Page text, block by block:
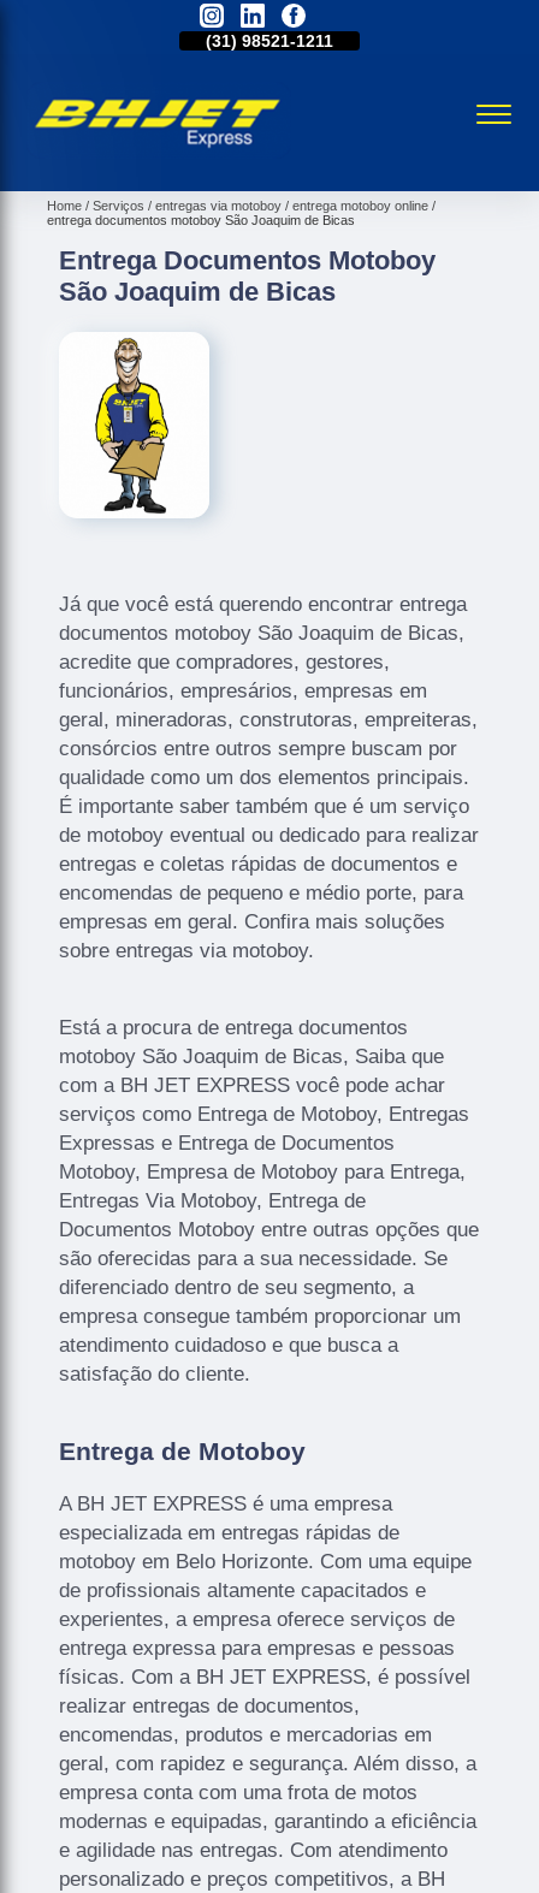
(31) 98521-1211
Home Serviços entregas via motoboy
entrega motoboy online
entrega documentos motoboy São Joaquim de Bicas
Entrega Documentos Motoboy
São Joaquim de Bicas
Já que você está querendo encontrar entrega
documentos motoboy São Joaquim de Bicas,
acredite que compradores, gestores,
funcionários, empresários, empresas em
geral, mineradoras, construtoras, empreiteras,
consórcios entre outros sempre buscam por
qualidade como um dos elementos principais.
É importante saber também que é um serviço
de motoboy eventual ou dedicado para realizar
entregas e coletas rápidas de documentos e
encomendas de pequeno e médio porte, para
empresas em geral. Confira mais soluções
sobre entregas via motoboy.
Está a procura de entrega documentos
motoboy São Joaquim de Bicas, Saiba que
com a BH JET EXPRESS você pode achar
serviços como Entrega de Motoboy, Entregas
Expressas e Entrega de Documentos
Motoboy, Empresa de Motoboy para Entrega,
Entregas Via Motoboy, Entrega de
Documentos Motoboy entre outras opções que
são oferecidas para a sua necessidade. Se
diferenciado dentro de seu segmento, a
empresa consegue também proporcionar um
atendimento cuidadoso e que busca a
satisfação do cliente.
Entrega de Motoboy
A BH JET EXPRESS é uma empresa
especializada em entregas rápidas de
motoboy em Belo Horizonte. Com uma equipe
de profissionais altamente capacitados e
experientes, a empresa oferece serviços de
entrega expressa para empresas e pessoas
físicas. Com a BH JET EXPRESS, é possível
realizar entregas de documentos,
encomendas, produtos e mercadorias em
geral, com rapidez e segurança. Além disso, a
empresa conta com uma frota de motos
modernas e equipadas, garantindo a eficiência
e agilidade nas entregas. Com atendimento
personalizado e preços competitivos, a BH